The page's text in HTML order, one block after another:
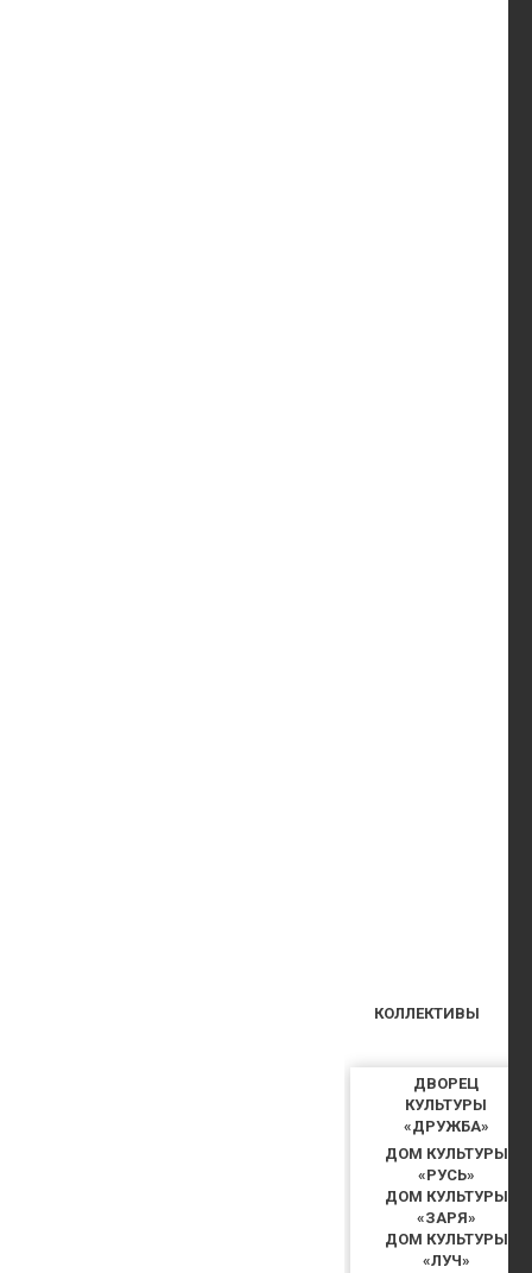
ДВОРЕЦ
КУЛЬТУРЫ
«ДРУЖБА»
ДОМ КУЛЬТУРЫ
«РУСЬ»
ДОМ КУЛЬТУРЫ
«ЗАРЯ»
ДОМ КУЛЬТУРЫ
«ЛУЧ»
КОЛЛЕКТИВЫ